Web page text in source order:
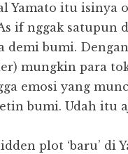
Yamato itu isinya
if nggak satupun
demi bumi.
mungkin para
emosi yang
bumi. Udah itu
plot ‘baru’ di